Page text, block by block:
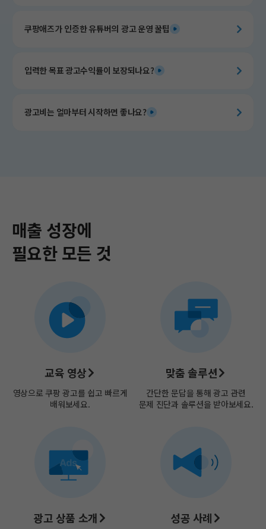
쿠팡애즈가 인증한 유튜버의 광고 운영 꿀팁​
입력한 목표 광고수익률이 보장되나요?
광고비는 얼마부터 시작하면 좋나요?
매출 성장에
필요한 모든 것​
교육 영상
영상으로 쿠팡 광고를 쉽고​ 빠르게
배워보세요.
맞춤 솔루션
간단한 문답을 통해 광고 관련
문제 진단과 솔루션을 받아보세요.
광고 상품 소개 성공 사례